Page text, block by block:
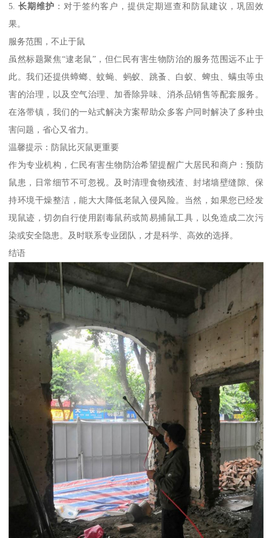
5.长期维护 ：对于签约客户，提供定期巡查和防鼠建议，巩固效
果。
服务范围，不止于鼠
虽然标题聚焦“逮老鼠”，但仁民有害生物防治的服务范围远不止于
此。我们还提供蟑螂、蚊蝇、蚂蚁、跳蚤、白蚁、蜱虫、螨虫等虫
害的治理，以及空气治理、加香除异味、消杀品销售等配套服务。
在洛带镇，我们的一站式解决方案帮助众多客户同时解决了多种虫
害问题，省心又省力。
温馨提示：防鼠比灭鼠更重要
作为专业机构，仁民有害生物防治希望提醒广大居民和商户：预防
鼠患，日常细节不可忽视。及时清理食物残渣、封堵墙壁缝隙、保
持环境干燥整洁，能大大降低老鼠入侵风险。当然，如果您已经发
现鼠迹，切勿自行使用剧毒鼠药或简易捕鼠工具，以免造成二次污
染或安全隐患。及时联系专业团队，才是科学、高效的选择。
结语